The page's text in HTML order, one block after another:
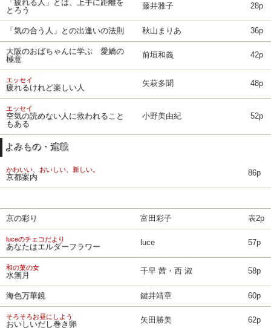
「疲れる人」とは、上手に距離を
とろう
藤井雅子 28p
「気の合う人」との出逢いの法則 秋山まりあ 36p
大阪のおばちゃんに学ぶ 愛嬌の
極意
前垣和義 42p
エッセイ
疲れるけれど楽しい人 矢萩多聞 48p
エッセイ
空気の読めない人に救われること
もある
小野美由紀 52p
よみもの・連載
かわいい、おいしい、新しい。
京都案内 86p
京の彩り 富田彩子 表2p
luceのチェコだより
あなたはエルダーフラワー luce 57p
和の菓の女
水無月 千早 茜・西 淑 58p
海色万華鏡 鍵井靖章 60p
そろそろお昼にしよう
おいしいだし巻き卵 矢田勝美 62p